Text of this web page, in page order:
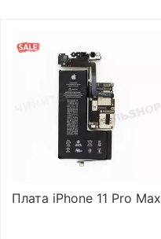
Плата iPhone 11 Pro